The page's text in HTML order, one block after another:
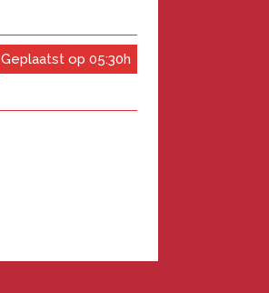
Geplaatst op 05:30h